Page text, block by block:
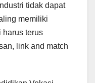
tidak dapat
memiliki
harus terus
link and match